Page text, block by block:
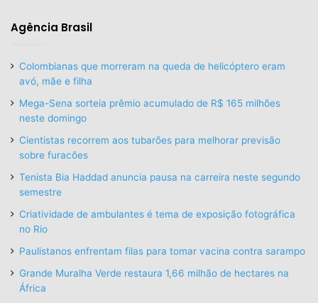
Agência Brasil
Colombianas que morreram na queda de helicóptero eram
avó, mãe e filha
Mega-Sena sorteia prêmio acumulado de R$ 165 milhões
neste domingo
Cientistas recorrem aos tubarões para melhorar previsão
sobre furacões
Tenista Bia Haddad anuncia pausa na carreira neste segundo
semestre
Criatividade de ambulantes é tema de exposição fotográfica
no Rio
Paulistanos enfrentam filas para tomar vacina contra sarampo
Grande Muralha Verde restaura 1,66 milhão de hectares na
África